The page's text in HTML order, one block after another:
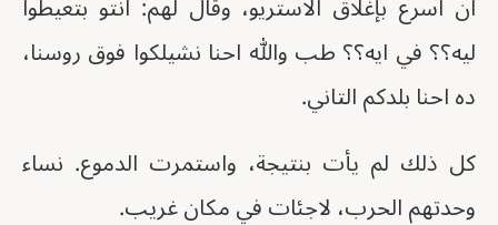
ليه؟؟ في ايه؟؟ طب والله احنا نشيلكوا فوق روسنا،
ده احنا بلدكم التاني.
كل ذلك لم يأت بنتيجة، واستمرت الدموع. نساء
وحدتهم الحرب، لاجئات في مكان غريب.